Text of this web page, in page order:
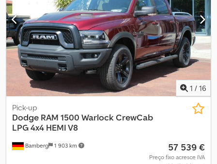
1 / 16
Bamberg 1 903 km
Pick-up
Dodge RAM 1500 Warlock CrewCab
LPG 4x4 HEMI V8
57 539 €
Preço fixo acresce IVA